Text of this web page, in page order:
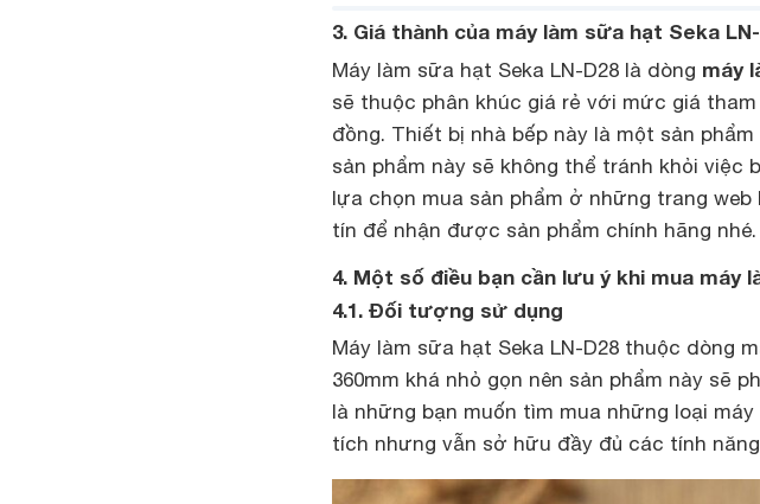
3. Giá thành của máy làm sữa hạt Seka
Máy làm sữa hạt Seka LN-D28 là dòng máy
sẽ thuộc phân khúc giá rẻ với mức giá tham
đồng. Thiết bị nhà bếp này là một sản
sản phẩm này sẽ không thể tránh khỏi việc
lựa chọn mua sản phẩm ở những trang
tín để nhận được sản phẩm chính hãng nhé.
4. Một số điều bạn cần lưu ý khi mua máy
4.1. Đối tượng sử dụng
Máy làm sữa hạt Seka LN-D28 thuộc dòng
360mm khá nhỏ gọn nên sản phẩm này sẽ
là những bạn muốn tìm mua những loại
tích nhưng vẫn sở hữu đầy đủ các tính